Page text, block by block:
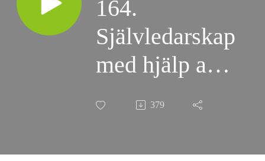
164.
Självledarskap
med hjälp av
dina styrkor
379